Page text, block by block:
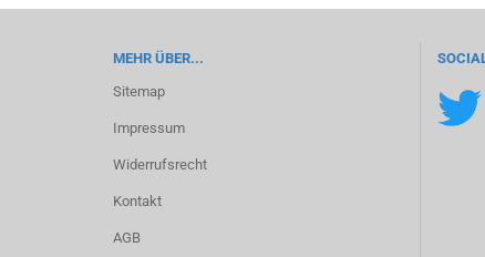
MEHR ÜBER...
Sitemap
Impressum
Widerrufsrecht
Kontakt
AGB